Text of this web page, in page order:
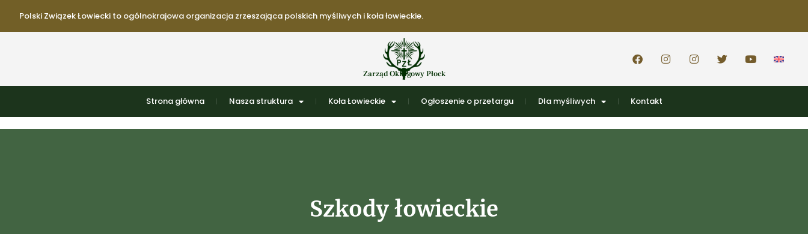
Polski Związek Łowiecki to ogólnokrajowa organizacja zrzeszająca polskich myśliwych i koła łowieckie.
Zarząd Okręgowy Płock
Strona główna Nasza struktura Koła Łowieckie Ogłoszenie o przetargu Dla myśliwych Kontakt
Szkody łowieckie